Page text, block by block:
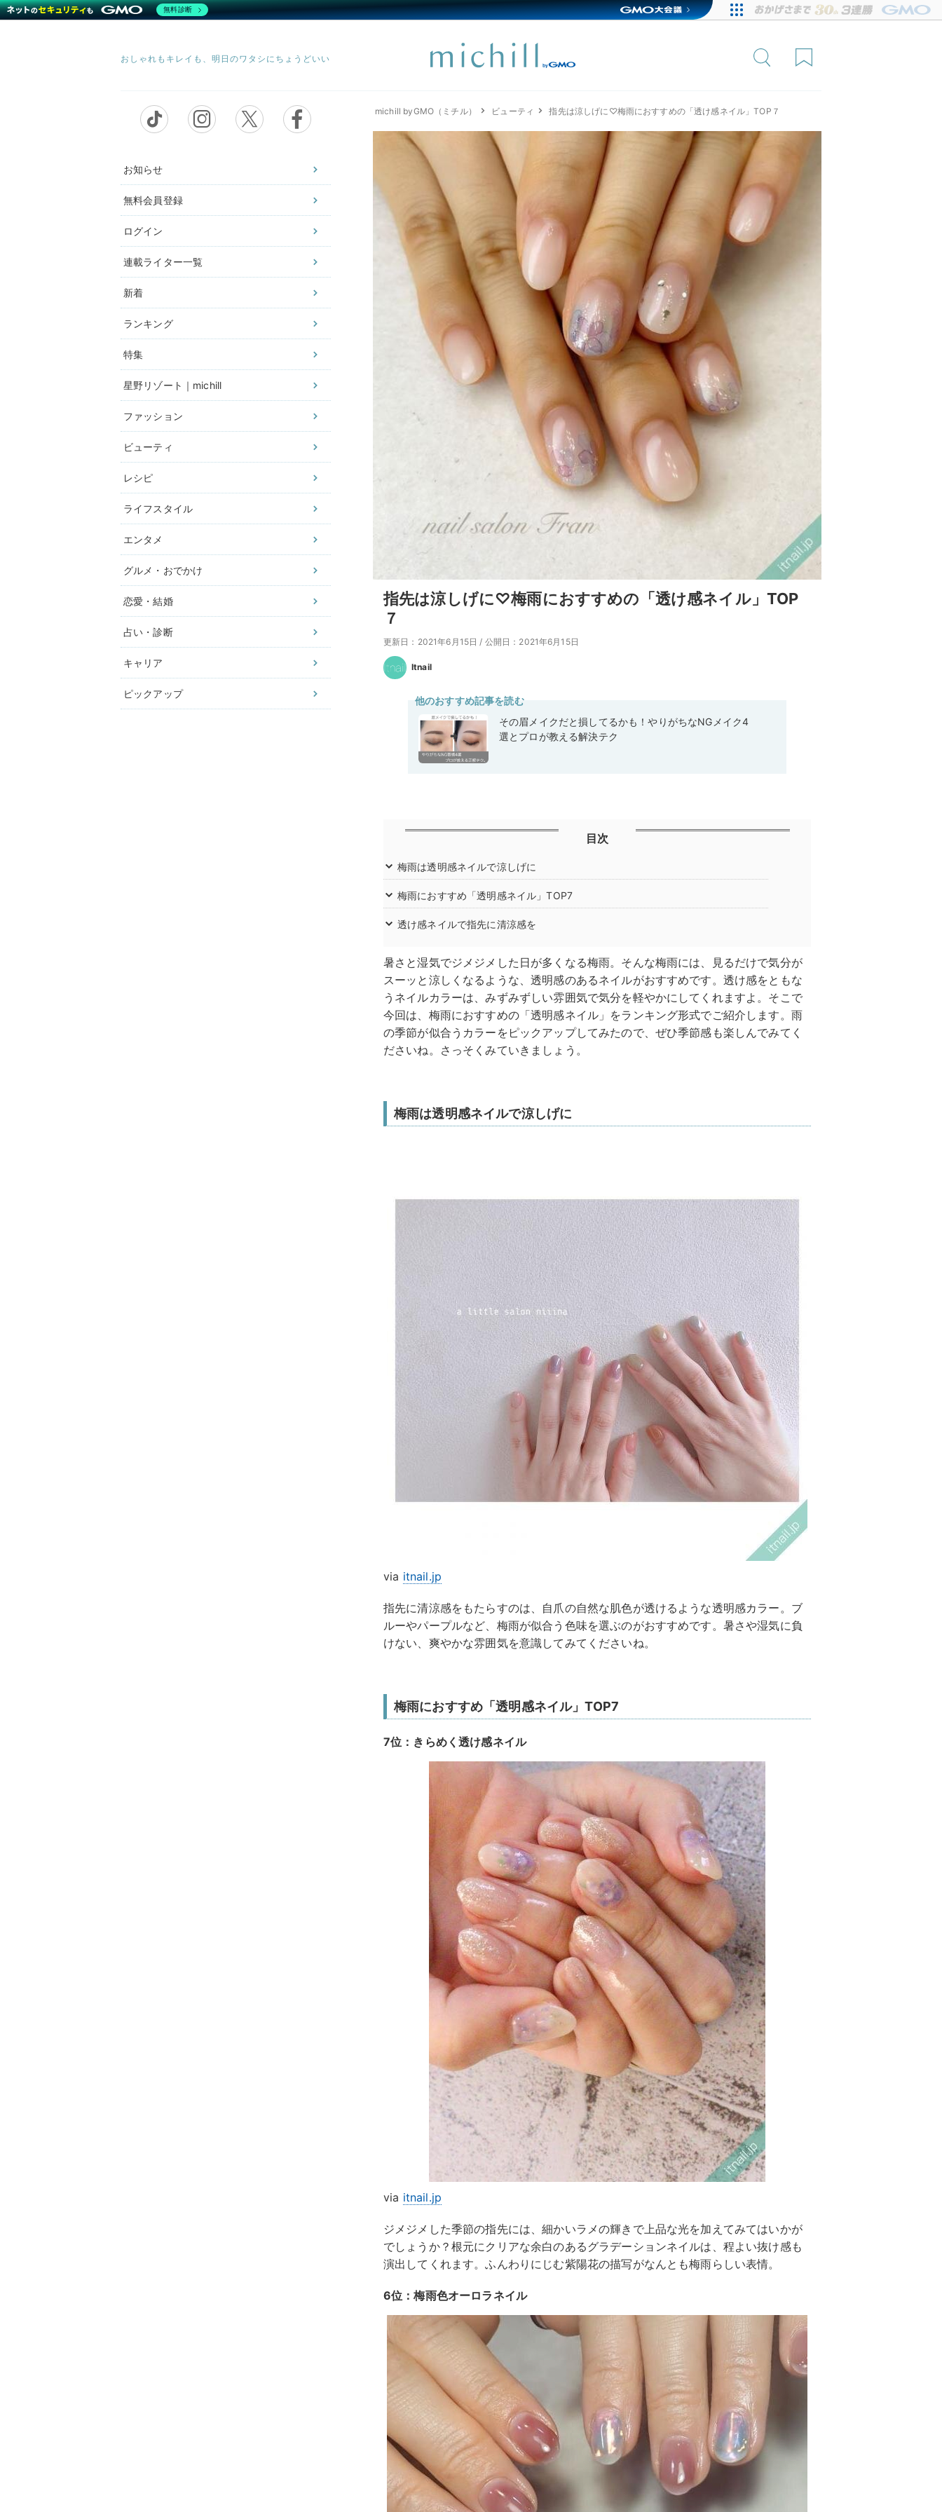
お知らせ
無料会員登録
ログイン
連載ライター一覧
新着
ランキング
特集
星野リゾート｜michill
ファッション
ビューティ
レシピ
ライフスタイル
エンタメ
グルメ・おでかけ
恋愛・結婚
占い・診断
キャリア
ピックアップ
michill byGMO（ミチル） ビューティ 指先は涼しげに♡梅雨におすすめの「透け感ネイル」TOP７
指先は涼しげに♡梅雨におすすめの「透け感ネイル」TOP
７
更新日：2021年6月15日 / 公開日：2021年6月15日
Itnail
他のおすすめ記事を読む
その眉メイクだと損してるかも！やりがちなNGメイク4
選とプロが教える解決テク
目次
梅雨は透明感ネイルで涼しげに
梅雨におすすめ「透明感ネイル」TOP7
透け感ネイルで指先に清涼感を
暑さと湿気でジメジメした日が多くなる梅雨。そんな梅雨には、見るだけで気分が
スーッと涼しくなるような、透明感のあるネイルがおすすめです。透け感をともな
うネイルカラーは、みずみずしい雰囲気で気分を軽やかにしてくれますよ。そこで
今回は、梅雨におすすめの「透明感ネイル」をランキング形式でご紹介します。雨
の季節が似合うカラーをピックアップしてみたので、ぜひ季節感も楽しんでみてく
ださいね。さっそくみていきましょう。
梅雨は透明感ネイルで涼しげに
via itnail.jp
指先に清涼感をもたらすのは、自爪の自然な肌色が透けるような透明感カラー。ブ
ルーやパープルなど、梅雨が似合う色味を選ぶのがおすすめです。暑さや湿気に負
けない、爽やかな雰囲気を意識してみてくださいね。
梅雨におすすめ「透明感ネイル」TOP7
7位：きらめく透け感ネイル
via itnail.jp
ジメジメした季節の指先には、細かいラメの輝きで上品な光を加えてみてはいかが
でしょうか？根元にクリアな余白のあるグラデーションネイルは、程よい抜け感も
演出してくれます。ふんわりにじむ紫陽花の描写がなんとも梅雨らしい表情。
6位：梅雨色オーロラネイル
無料診断